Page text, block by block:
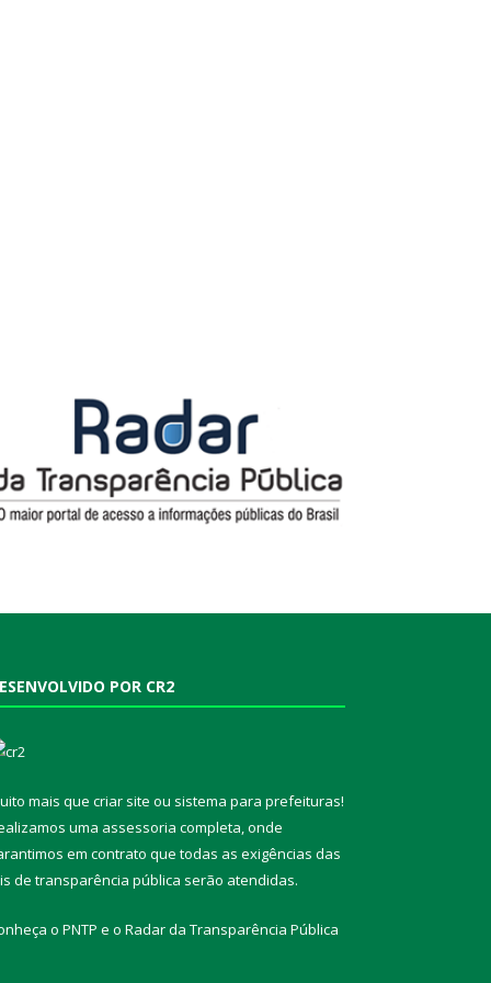
POR CR2
mais que criar site ou sistema para prefeituras!
uma assessoria completa, onde
em contrato que todas as exigências das
de transparência pública serão atendidas.
o PNTP e o Radar da Transparência Pública